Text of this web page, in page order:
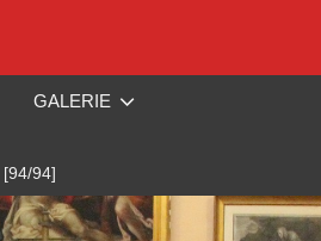
GALERIE
[94/94]